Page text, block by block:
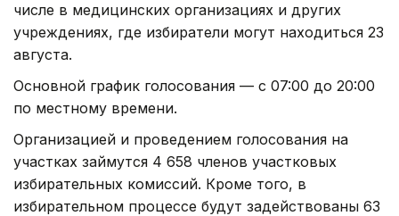
числе в медицинских организациях и других
учреждениях, где избиратели могут находиться 23
августа.
Основной график голосования — с 07:00 до 20:00
по местному времени.
Организацией и проведением голосования на
участках займутся 4 658 членов участковых
избирательных комиссий. Кроме того, в
избирательном процессе будут задействованы 63